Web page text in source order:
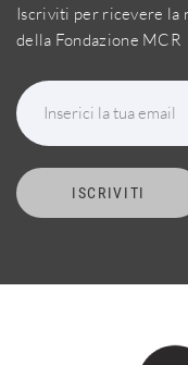
Iscriviti per ricevere la
della Fondazione MCR
Inserici la tua email
ISCRIVITI